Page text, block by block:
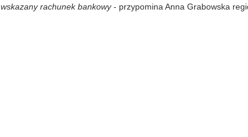
wskazany rachunek bankowy- przypomina Anna Grabowska